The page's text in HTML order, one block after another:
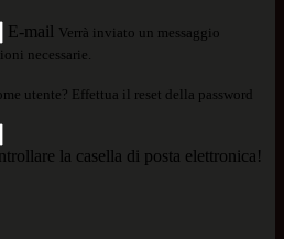
E-mail Verrà inviato un messaggio
necessarie.
utente? Effettua il reset della password
la casella di posta elettronica!